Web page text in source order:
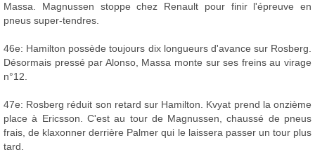
Massa. Magnussen stoppe chez Renault pour finir l'épreuve en
pneus super-tendres.
46e: Hamilton possède toujours dix longueurs d'avance sur Rosberg.
Désormais pressé par Alonso, Massa monte sur ses freins au virage
n°12.
47e: Rosberg réduit son retard sur Hamilton. Kvyat prend la onzième
place à Ericsson. C'est au tour de Magnussen, chaussé de pneus
frais, de klaxonner derrière Palmer qui le laissera passer un tour plus
tard.